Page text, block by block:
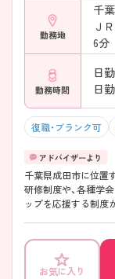
勤務地
千
Ｊ
6分
勤務時間
日
日
復職・ブランク可
千葉県成田市に位置
研修制度や、各種学
ップを応援する制度
ご興味をお持ちの方
お気に入り